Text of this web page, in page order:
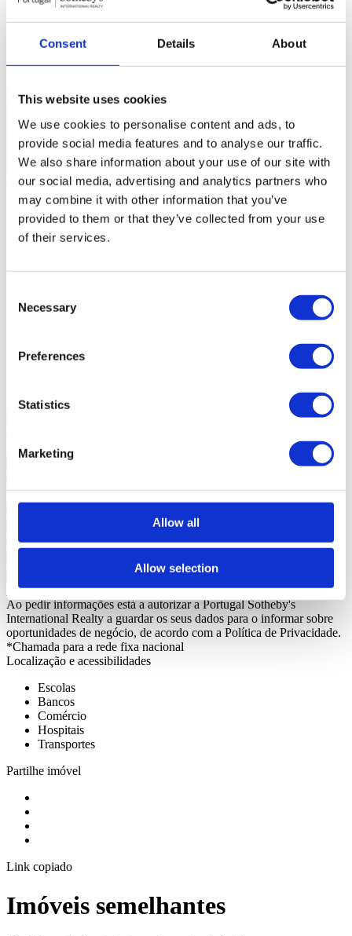
Consent Details About
This website uses cookies
We use cookies to personalise content and ads, to
provide social media features and to analyse our traffic.
We also share information about your use of our site with
our social media, advertising and analytics partners who
may combine it with other information that you’ve
provided to them or that they’ve collected from your use
of their services.
Selection
Necessary
Preferences
Statistics
Marketing
Allow all
Allow selection
ideais para atividades ao ar livre e momentos de lazer. Este é o
imóvel ideal para quem procura uma residência confortável, segura e
bem localizada, em uma das áreas mais charmosas e tradicionais de
harmoniza história, cultura e modernidade. Imagens ilustrativas de
Travessiazul - Mediação Imobiliária, Lda - AMI 8671
Características gerais
Informação geral Certificação
Referência 103250500
Finalidade Venda
Freguesia
Área Bruta de Construção
Área Útil
Interessado?
Agende visita ou solicite mais informações.
Solicitar mais Informações
Ao pedir informações está a autorizar a Portugal Sotheby's
International Realty a guardar os seus dados para o informar sobre
oportunidades de negócio, de acordo com a Política de Privacidade.
*Chamada para a rede fixa nacional
Localização e acessibilidades
Escolas
Bancos
Comércio
Hospitais
Transportes
Partilhe imóvel
Link copiado
Imóveis semelhantes